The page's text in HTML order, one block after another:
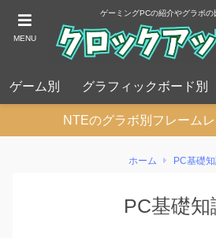
MENU
ゲーミングPCの紹介やグラボの
ゲーム別 グラフィックボード別
NTEのグラボ別フレーム
ホーム PC基礎
PC基礎知